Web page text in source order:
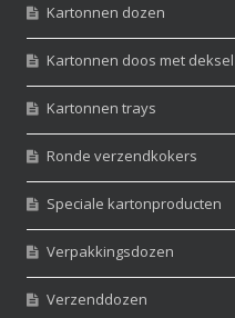
Kartonnen dozen
Kartonnen doos met deksel
Kartonnen trays
Ronde verzendkokers
Speciale kartonproducten
Verpakkingsdozen
Verzenddozen